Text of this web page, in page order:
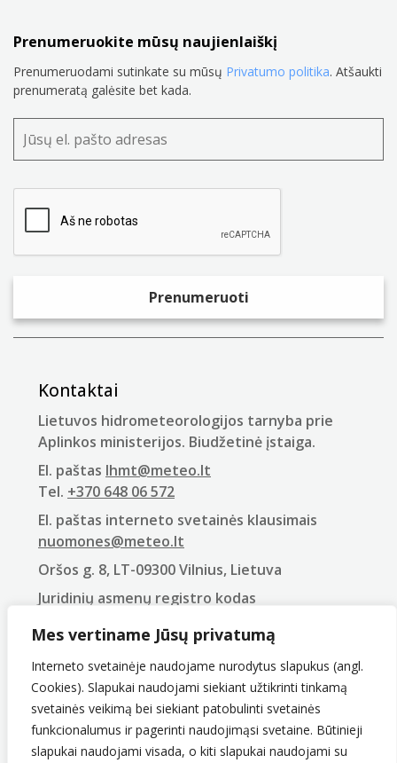
Mes vertiname Jūsų privatumą
Interneto svetainėje naudojame nurodytus slapukus (angl.
Cookies). Slapukai naudojami siekiant užtikrinti tinkamą
svetainės veikimą bei siekiant patobulinti svetainės
funkcionalumus ir pagerinti naudojimąsi svetaine. Būtinieji
slapukai naudojami visada, o kiti slapukai naudojami su
Prenumeruokite mūsų naujienlaiškį
Prenumeruodami sutinkate su mūsų Privatumo politika. Atšaukti
prenumeratą galėsite bet kada.
Kontaktai
Lietuvos hidrometeorologijos tarnyba prie
Aplinkos ministerijos. Biudžetinė įstaiga.
El. paštas lhmt@meteo.lt
Tel. +370 648 06 572
El. paštas interneto svetainės klausimais
nuomones@meteo.lt
Oršos g. 8, LT-09300 Vilnius, Lietuva
Juridinių asmenų registro kodas
PVM mokėtojo kodas
LT907432416